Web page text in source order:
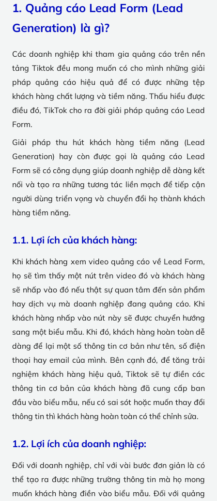
1. Quảng cáo Lead Form (Lead
Generation) là gì?
Các doanh nghiệp khi tham gia quảng cáo trên nền
tảng Tiktok đều mong muốn có cho mình những giải
pháp quảng cáo hiệu quả để có được những tệp
khách hàng chất lượng và tiềm năng. Thấu hiểu được
điều đó, TikTok cho ra đời giải pháp quảng cáo Lead
Form.
Giải pháp thu hút khách hàng tiềm năng (Lead
Generation) hay còn được gọi là quảng cáo Lead
Form sẽ có công dụng giúp doanh nghiệp dễ dàng kết
nối và tạo ra những tương tác liền mạch để tiếp cận
người dùng triển vọng và chuyển đổi họ thành khách
hàng tiềm năng.
1.1. Lợi ích của khách hàng:
Khi khách hàng xem video quảng cáo về Lead Form,
họ sẽ tìm thấy một nút trên video đó và khách hàng
sẽ nhấp vào đó nếu thật sự quan tâm đến sản phẩm
hay dịch vụ mà doanh nghiệp đang quảng cáo. Khi
khách hàng nhấp vào nút này sẽ được chuyển hướng
sang một biểu mẫu. Khi đó, khách hàng hoàn toàn dễ
dàng để lại một số thông tin cơ bản như tên, số điện
thoại hay email của mình. Bên cạnh đó, để tăng trải
nghiệm khách hàng hiệu quả, Tiktok sẽ tự điền các
thông tin cơ bản của khách hàng đã cung cấp ban
đầu vào biểu mẫu, nếu có sai sót hoặc muốn thay đổi
thông tin thì khách hàng hoàn toàn có thể chỉnh sửa.
1.2. Lợi ích của doanh nghiệp:
Đối với doanh nghiệp, chỉ với vài bước đơn giản là có
thể tạo ra được những trường thông tin mà họ mong
muốn khách hàng điền vào biểu mẫu. Đối với quảng